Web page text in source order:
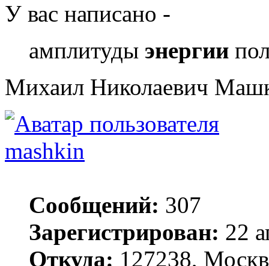
У вас написано -
амплитуды энергии
Михаил Николаевич
mashkin
Сообщений: 307
Зарегистрирован: 22
Откуда: 127238,